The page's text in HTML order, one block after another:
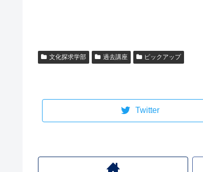
文化探求学部 過去講座 ピックアップ
Twitter